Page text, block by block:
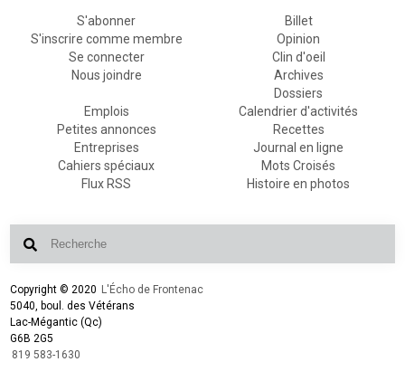
S'abonner
S'inscrire comme membre
Se connecter
Nous joindre
Billet
Opinion
Clin d'oeil
Archives
Dossiers
Emplois
Petites annonces
Entreprises
Cahiers spéciaux
Flux RSS
Calendrier d'activités
Recettes
Journal en ligne
Mots Croisés
Histoire en photos
Copyright © 2020 L'Écho de Frontenac
5040, boul. des Vétérans
Lac-Mégantic (Qc)
G6B 2G5
819 583-1630